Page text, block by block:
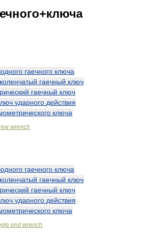
гаечного ключа
коленчатый гаечный ключ
гаечный ключ
ударного действия
ключа
wrench
гаечного ключа
коленчатый гаечный ключ
гаечный ключ
ударного действия
ключа
end wrench